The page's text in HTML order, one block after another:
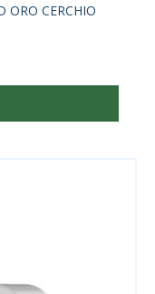
ORO CERCHIO